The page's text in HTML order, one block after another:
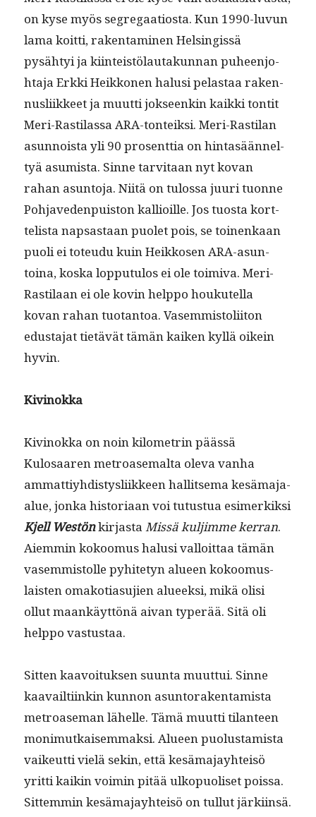
on kyse myös seg­re­gaa­tios­ta. Kun 1990-luvun
lama koit­ti, rak­en­t­a­mi­nen Helsingis­sä
pysähtyi ja kiin­teistölau­takun­nan puheen­jo­
hta­ja Erk­ki Heikko­nen halusi pelas­taa raken­
nus­li­ik­keet ja muut­ti jok­seenkin kaik­ki ton­tit
Meri-Rasti­las­sa ARA-ton­teik­si. Meri-Rasti­lan
asun­noista yli 90 pros­ent­tia on hin­tasään­nel­
tyä asum­ista. Sinne tarvi­taan nyt kovan
rahan asun­to­ja. Niitä on tulos­sa juuri tuonne
Poh­jave­den­puis­ton kallioille. Jos tuos­ta kort­
telista nap­sas­taan puo­let pois, se toinenkaan
puoli ei toteudu kuin Heikkosen ARA-asun­
toina, kos­ka lop­putu­los ei ole toimi­va. Meri-
Rasti­laan ei ole kovin help­po houkutel­la
kovan rahan tuotan­toa. Vasem­mis­toli­iton
edus­ta­jat tietävät tämän kaiken kyl­lä oikein
hyvin.
Kivi­nok­ka
Kivi­nok­ka on noin kilo­metrin päässä
Kulosaaren metroase­mal­ta ole­va van­ha
ammat­tiy­hdis­tys­li­ik­keen hal­lit­se­ma kesä­ma­ja-
alue, jon­ka his­to­ri­aan voi tutus­tua esimerkik­si
Kjell West­önkir­jas­taMis­sä kuljimme ker­ran.
Aiem­min kokoomus halusi val­loit­taa tämän
vasem­mis­tolle pyhite­tyn alueen kokoomus­
lais­ten omako­ti­a­su­jien alueek­si, mikä olisi
ollut maankäyt­tönä aivan type­r­ää. Sitä oli
help­po vastustaa.
Sit­ten kaavoituk­sen suun­ta muut­tui. Sinne
kaavailti­inkin kun­non asun­torak­en­tamista
metroase­man lähelle. Tämä muut­ti tilanteen
mon­imutkaisem­mak­si. Alueen puo­lus­tamista
vaikeut­ti vielä sekin, että kesä­ma­jay­hteisö
yrit­ti kaikin voimin pitää ulkop­uoliset pois­sa.
Sit­tem­min kesä­ma­jay­hteisö on tul­lut järkiinsä.